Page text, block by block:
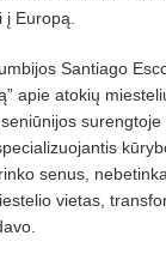
Europą.
Santiago
apie atokių
senus,
vietas,